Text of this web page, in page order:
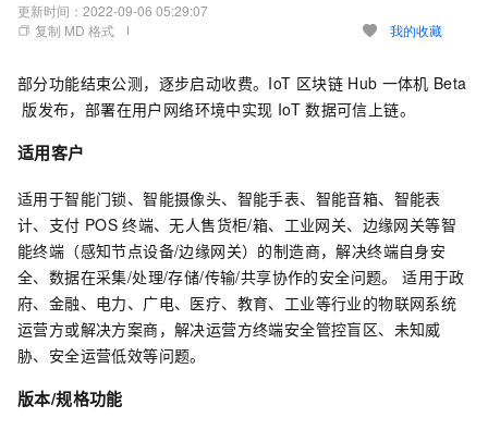
更新时间： 2022-09-06 05:29:07
复制 MD 格式
我的收藏
部分功能结束公测，逐步启动收费。IoT 区块链 Hub 一体机 Beta
版发布，部署在用户网络环境中实现 IoT 数据可信上链。
适用客户
适用于智能门锁、智能摄像头、智能手表、智能音箱、智能表
计、支付 POS 终端、无人售货柜/箱、工业网关、边缘网关等智
能终端（感知节点设备/边缘网关）的制造商，解决终端自身安
全、数据在采集/处理/存储/传输/共享协作的安全问题。 适用于政
府、金融、电力、广电、医疗、教育、工业等行业的物联网系统
运营方或解决方案商，解决运营方终端安全管控盲区、未知威
胁、安全运营低效等问题。
版本/规格功能